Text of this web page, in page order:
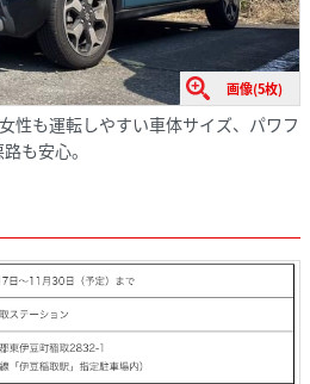
画像(5枚)
性も運転しやすい車体サイズ、パワフ
も安心。